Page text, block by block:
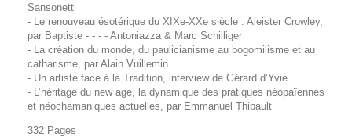
Sansonetti
- Le renouveau ésotérique du XIXe-XXe siècle : Aleister Crowley,
par Baptiste - - - - Antoniazza & Marc Schilliger
- La création du monde, du paulicianisme au bogomilisme et au
catharisme, par Alain Vuillemin
- Un artiste face à la Tradition, interview de Gérard d’Yvie
- L’héritage du new age, la dynamique des pratiques néopaïennes
et néochamaniques actuelles, par Emmanuel Thibault
332 Pages